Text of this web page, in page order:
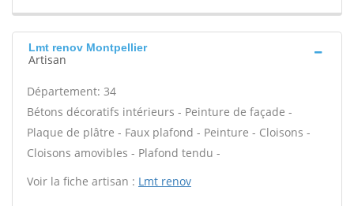
Lmt renov Montpellier
Artisan
Département: 34
Bétons décoratifs intérieurs - Peinture de façade -
Plaque de plâtre - Faux plafond - Peinture - Cloisons -
Cloisons amovibles - Plafond tendu -
Voir la fiche artisan : Lmt renov